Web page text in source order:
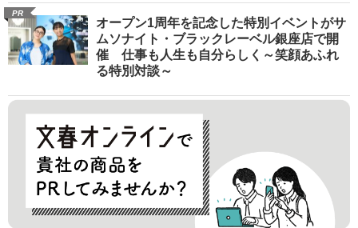
PR
オープン1周年を記念した特別イベントがサ
ムソナイト・ブラックレーベル銀座店で開
催 仕事も人生も自分らしく～笑顔あふれ
る特別対談～